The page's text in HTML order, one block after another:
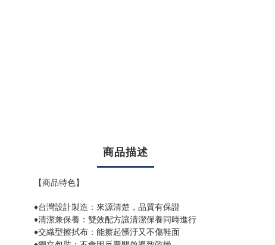
商品描述
【商品特色】
♦台灣設計製造：來源清楚，品質有保證
♦清潔兼保養：雙效配方讓清潔保養同時進行
♦交織型擦拭布：能擦起髒汙又不傷鞋面